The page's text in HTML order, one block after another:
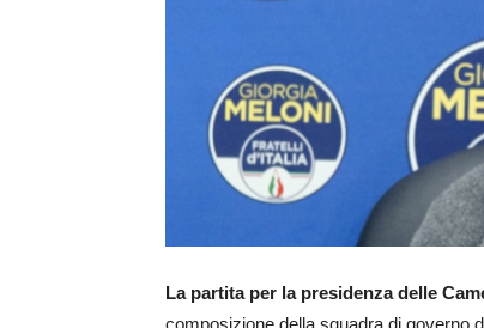
La partita per la presidenza delle